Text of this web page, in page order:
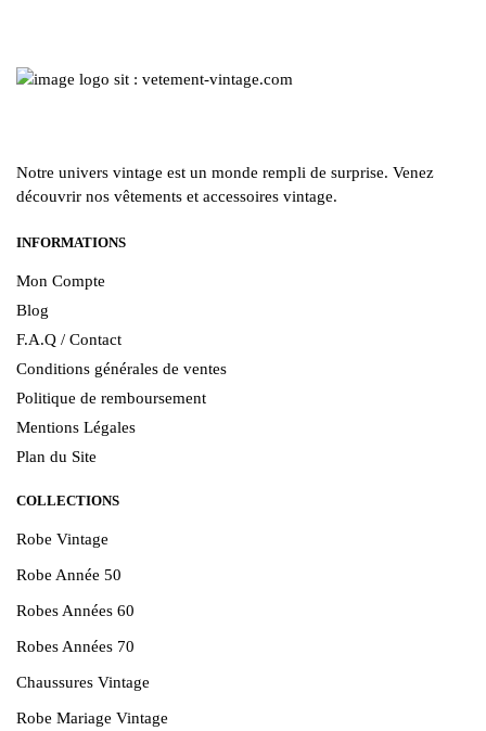
Notre univers vintage est un monde rempli de surprise. Venez
découvrir nos vêtements et accessoires vintage.
INFORMATIONS
Mon Compte
Blog
F.A.Q / Contact
Conditions générales de ventes
Politique de remboursement
Mentions Légales
Plan du Site
COLLECTIONS
Robe Vintage
Robe Année 50
Robes Années 60
Robes Années 70
Chaussures Vintage
Robe Mariage Vintage